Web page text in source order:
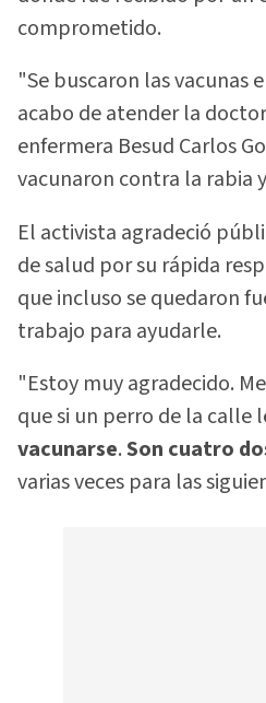
comprometido.
"Se buscaron las vacunas
acabo de atender la
enfermera Besud Carlos
vacunaron contra la rabia
El activista agradeció
de salud por su rápida
que incluso se quedaron
trabajo para ayudarle.
"Estoy muy agradecido.
que si un perro de la calle
vacunarse.Son cuatro
varias veces para las